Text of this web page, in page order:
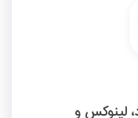
لینوکس و